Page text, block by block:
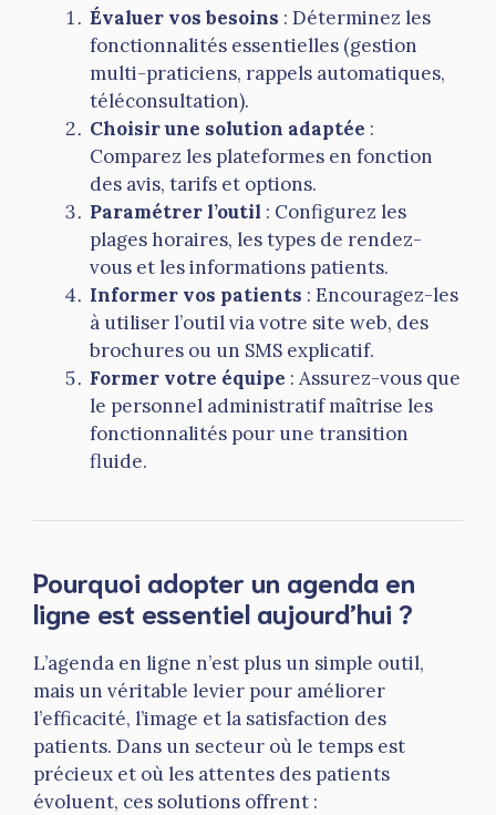
Évaluer vos besoins : Déterminez les
fonctionnalités essentielles (gestion
multi-praticiens, rappels automatiques,
téléconsultation).
Choisir une solution adaptée :
Comparez les plateformes en fonction
des avis, tarifs et options.
Paramétrer l’outil : Configurez les
plages horaires, les types de rendez-
vous et les informations patients.
Informer vos patients : Encouragez-les
à utiliser l’outil via votre site web, des
brochures ou un SMS explicatif.
Former votre équipe : Assurez-vous que
le personnel administratif maîtrise les
fonctionnalités pour une transition
fluide.
Pourquoi adopter un agenda en
ligne est essentiel aujourd’hui ?
L’agenda en ligne n’est plus un simple outil,
mais un véritable levier pour améliorer
l’efficacité, l’image et la satisfaction des
patients. Dans un secteur où le temps est
précieux et où les attentes des patients
évoluent, ces solutions offrent :